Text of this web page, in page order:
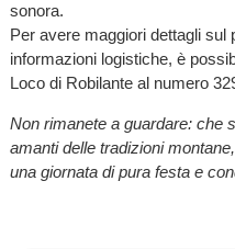
sonora.
Per avere maggiori dettagli sul
informazioni logistiche, è
Loco di Robilante al numero
Non rimanete a guardare: che
amanti delle tradizioni
una giornata di pura festa e